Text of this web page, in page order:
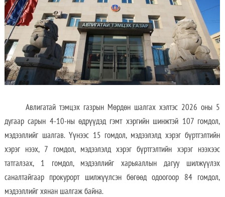
Авлигатай тэмцэх газрын Мөрдөн шалгах хэлтэс 2026 оны 5
дугаар сарын 4-10-ны өдрүүдэд гэмт хэргийн шинжтэй 107 гомдол,
мэдээллийг шалгав. Үүнээс 15 гомдол, мэдээлэлд хэрэг бүртгэлтийн
хэрэг нээх, 7 гомдол, мэдээлэлд хэрэг бүртгэлтийн хэрэг нээхээс
татгалзах, 1 гомдол, мэдээллийг харьяаллын дагуу шилжүүлэх
саналтайгаар прокурорт шилжүүлсэн бөгөөд одоогоор 84 гомдол,
мэдээллийг хянан шалгаж байна.